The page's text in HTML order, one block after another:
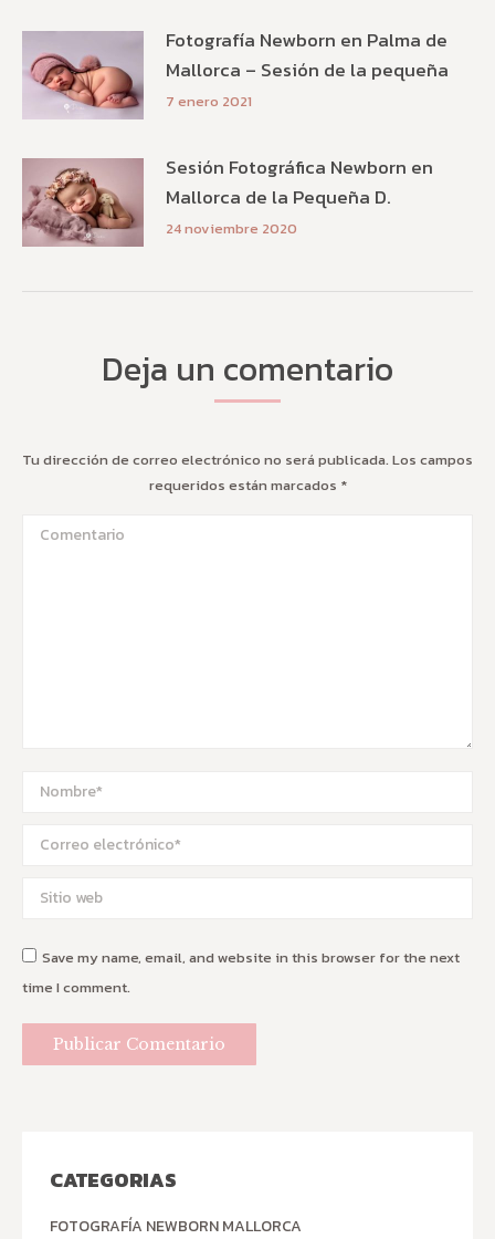
Fotografía Newborn en Palma de
Mallorca – Sesión de la pequeña
7 enero 2021
Sesión Fotográfica Newborn en
Mallorca de la Pequeña D.
24 noviembre 2020
Deja un comentario
Tu dirección de correo electrónico no será publicada. Los campos
requeridos están marcados *
Comentario
Nombre *
Correo electrónico *
Sitio web
Save my name, email, and website in this browser for the next
time I comment.
Publicar Comentario
CATEGORIAS
FOTOGRAFÍA NEWBORN MALLORCA